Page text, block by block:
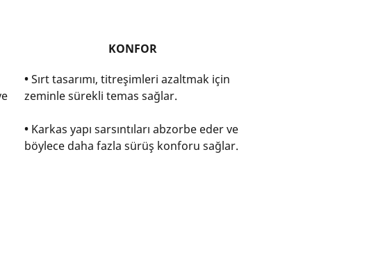
KONFOR
•Sırt tasarımı, titreşimleri azaltmak için
zeminle sürekli temas sağlar.
• Karkas yapı sarsıntıları abzorbe eder ve
böylece daha fazla sürüş konforu sağlar.